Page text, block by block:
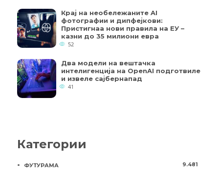
Крај на необележаните AI
фотографии и дипфејкови:
Пристигнаа нови правила на ЕУ –
казни до 35 милиони евра
52
Два модели на вештачка
интелигенција на OpenAI подготвиле
и извеле сајбернапад
41
Категории
ФУТУРАМА 9.481